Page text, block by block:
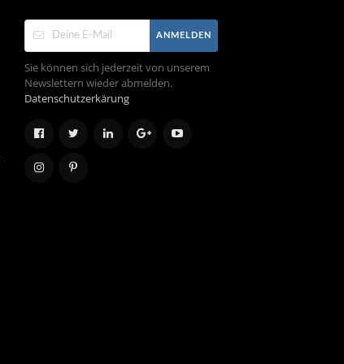
ANMELDEN
Sie können sich jederzeit von unserem
Newslettern wieder abmelden.
Datenschutzerkärung